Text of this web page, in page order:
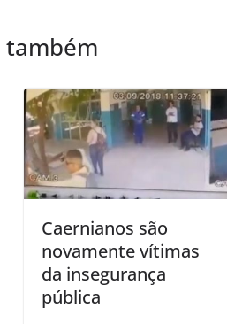
também
Caernianos são
novamente vítimas
da insegurança
pública